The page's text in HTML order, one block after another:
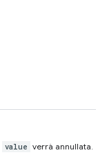
value verrà annullata.